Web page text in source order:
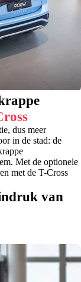
dus meer
in de stad: de
Met de optionele
met de T-Cross
van